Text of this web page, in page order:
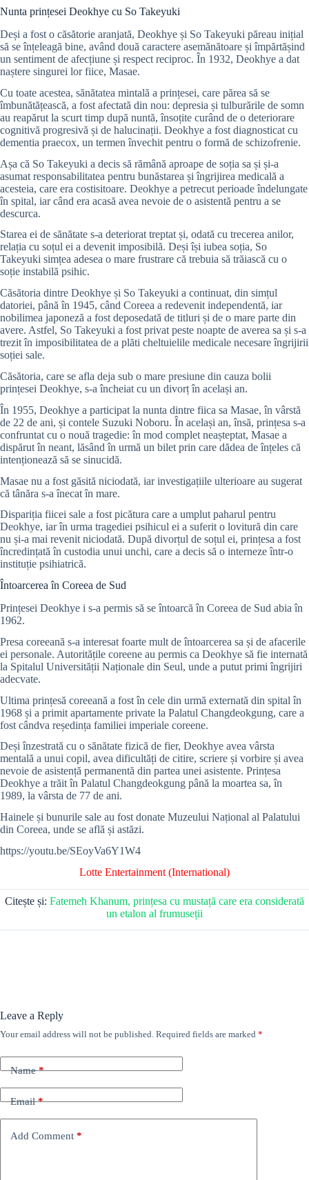
Nunta prințesei Deokhye cu So Takeyuki
Deși a fost o căsătorie aranjată, Deokhye și So Takeyuki păreau inițial
să se înțeleagă bine, având două caractere asemănătoare și împărtășind
un sentiment de afecțiune și respect reciproc. În 1932, Deokhye a dat
naștere singurei lor fiice, Masae.
Cu toate acestea, sănătatea mintală a prințesei, care părea să se
îmbunătățească, a fost afectată din nou: depresia și tulburările de somn
au reapărut la scurt timp după nuntă, însoțite curând de o deteriorare
cognitivă progresivă și de halucinații. Deokhye a fost diagnosticat cu
dementia praecox, un termen învechit pentru o formă de schizofrenie.
Așa că So Takeyuki a decis să rămână aproape de soția sa și și-a
asumat responsabilitatea pentru bunăstarea și îngrijirea medicală a
acesteia, care era costisitoare. Deokhye a petrecut perioade îndelungate
în spital, iar când era acasă avea nevoie de o asistentă pentru a se
descurca.
Starea ei de sănătate s-a deteriorat treptat și, odată cu trecerea anilor,
relația cu soțul ei a devenit imposibilă. Deși își iubea soția, So
Takeyuki simțea adesea o mare frustrare că trebuia să trăiască cu o
soție instabilă psihic.
Căsătoria dintre Deokhye și So Takeyuki a continuat, din simțul
datoriei, până în 1945, când Coreea a redevenit independentă, iar
nobilimea japoneză a fost deposedată de titluri și de o mare parte din
avere. Astfel, So Takeyuki a fost privat peste noapte de averea sa și s-a
trezit în imposibilitatea de a plăti cheltuielile medicale necesare îngrijirii
soției sale.
Căsătoria, care se afla deja sub o mare presiune din cauza bolii
prințesei Deokhye, s-a încheiat cu un divorț în același an.
În 1955, Deokhye a participat la nunta dintre fiica sa Masae, în vârstă
de 22 de ani, și contele Suzuki Noboru. În același an, însă, prințesa s-a
confruntat cu o nouă tragedie: în mod complet neașteptat, Masae a
dispărut în neant, lăsând în urmă un bilet prin care dădea de înțeles că
intenționează să se sinucidă.
Masae nu a fost găsită niciodată, iar investigațiile ulterioare au sugerat
că tânăra s-a înecat în mare.
Dispariția fiicei sale a fost picătura care a umplut paharul pentru
Deokhye, iar în urma tragediei psihicul ei a suferit o lovitură din care
nu și-a mai revenit niciodată. După divorțul de soțul ei, prințesa a fost
încredințată în custodia unui unchi, care a decis să o interneze într-o
instituție psihiatrică.
Întoarcerea în Coreea de Sud
Prințesei Deokhye i s-a permis să se întoarcă în Coreea de Sud abia în
1962.
Presa coreeană s-a interesat foarte mult de întoarcerea sa și de afacerile
ei personale. Autoritățile coreene au permis ca Deokhye să fie internată
la Spitalul Universității Naționale din Seul, unde a putut primi îngrijiri
adecvate.
Ultima prințesă coreeană a fost în cele din urmă externată din spital în
1968 și a primit apartamente private la Palatul Changdeokgung, care a
fost cândva reședința familiei imperiale coreene.
Deși înzestrată cu o sănătate fizică de fier, Deokhye avea vârsta
mentală a unui copil, avea dificultăți de citire, scriere și vorbire și avea
nevoie de asistență permanentă din partea unei asistente. Prințesa
Deokhye a trăit în Palatul Changdeokgung până la moartea sa, în
1989, la vârsta de 77 de ani.
Hainele și bunurile sale au fost donate Muzeului Național al Palatului
din Coreea, unde se află și astăzi.
https://youtu.be/SEoyVa6Y1W4
Lotte Entertainment (International)
Citește și: Fatemeh Khanum, prințesa cu mustață care era considerată
un etalon al frumuseții
Leave a Reply
Your email address will not be published. Required fields are marked *
Name*
Email*
Add Comment *